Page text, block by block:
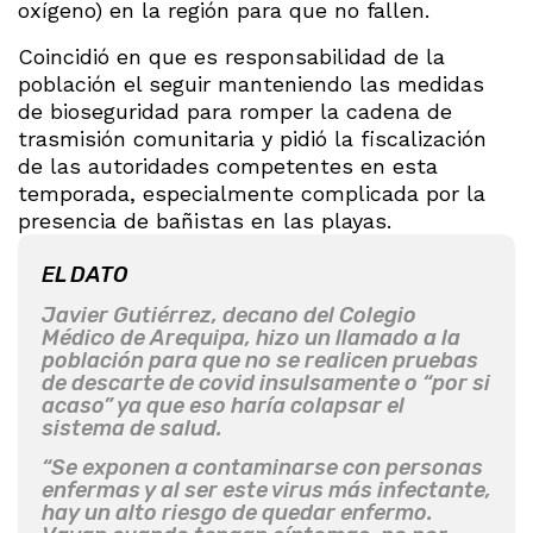
oxígeno) en la región para que no fallen.
Coincidió en que es responsabilidad de la
población el seguir manteniendo las medidas
de bioseguridad para romper la cadena de
trasmisión comunitaria y pidió la fiscalización
de las autoridades competentes en esta
temporada, especialmente complicada por la
presencia de bañistas en las playas.
EL DATO
Javier Gutiérrez, decano del Colegio
Médico de Arequipa, hizo un llamado a la
población para que no se realicen pruebas
de descarte de covid insulsamente o “por si
acaso” ya que eso haría colapsar el
sistema de salud.
“Se exponen a contaminarse con personas
enfermas y al ser este virus más infectante,
hay un alto riesgo de quedar enfermo.